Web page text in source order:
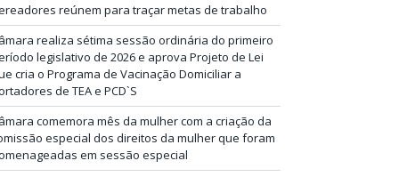
reúnem para traçar metas de trabalho
realiza sétima sessão ordinária do primeiro
legislativo de 2026 e aprova Projeto de Lei
cria o Programa de Vacinação Domiciliar a
de TEA e PCD`S
comemora mês da mulher com a criação da
especial dos direitos da mulher que foram
em sessão especial